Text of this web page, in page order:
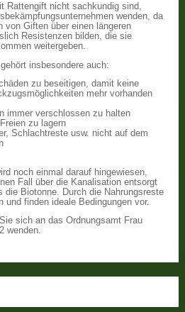
Rattengift nicht sachkundig sind,
wenden, da
von Giften über einen längeren
Resistenzen bilden, die sie
weitergeben.
insbesondere auch:
zu beseitigen, damit keine
mehr vorhanden
immer verschlossen zu halten
zu lagern
Schlachtreste usw. nicht auf dem
zu entsorgen
noch einmal darauf hingewiesen,
Fall über die Kanalisation entsorgt
die Biotonne. Durch die Nahrungsreste
und finden ideale Bedingungen vor.
sich an das Ordnungsamt Frau
wenden.